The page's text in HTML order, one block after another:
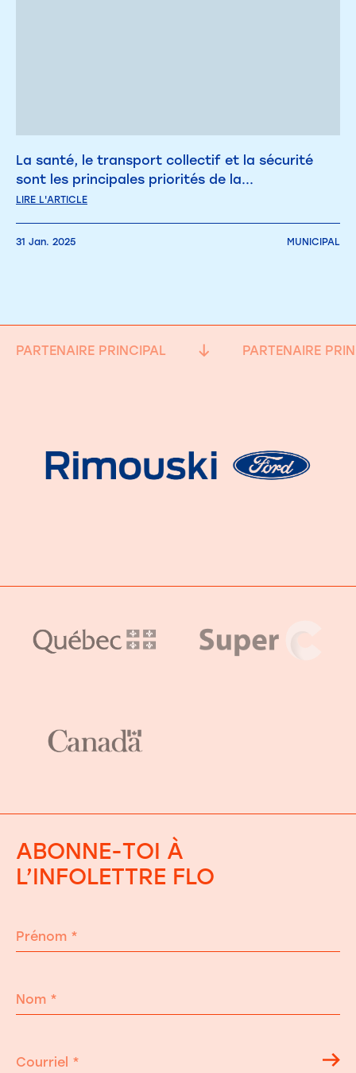
La santé, le transport collectif et la sécurité
sont les principales priorités de la...
LIRE L'ARTICLE
31 Jan. 2025 MUNICIPAL
PARTENAIRE PRINCIPAL PARTENAIRE
ABONNE-TOI À
L’INFOLETTRE FLO
Prénom *
Nom *
Courriel *